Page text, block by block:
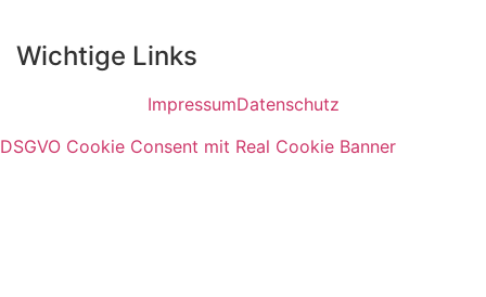
Wichtige Links
ImpressumDatenschutz
DSGVO Cookie Consent mit Real Cookie Banner